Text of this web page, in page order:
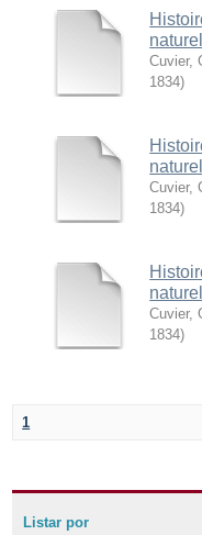
Cuvier,
1834)
Cuvier,
1834)
Cuvier,
1834)
1
Listar por